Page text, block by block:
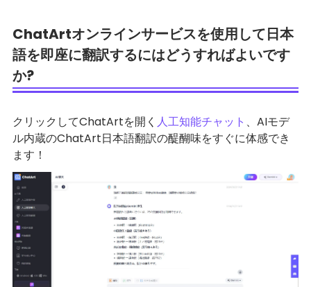
ChatArtオンラインサービスを使用して日本
語を即座に翻訳するにはどうすればよいです
か?
クリックしてChatArtを開く 人工知能チャット 、AIモデ
ル内蔵のChatArt日本語翻訳の醍醐味をすぐに体感でき
ます！